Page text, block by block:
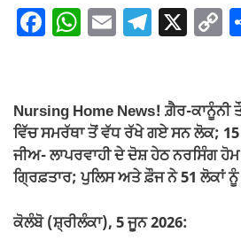
F
e
b
o
o
k
W
s
A
p
p
E T
gr
a
m
X
y
n
k
Nursing Home News! ਗ਼ੈਰ-ਕਾਨੂੰਨੀ
ਵਿੱਚ ਸਮਰੱਥਾ ਤੋਂ ਵੱਧ ਰੱਖੇ ਗਏ ਸਨ ਲੋਕ; 15
ਜੀਅ- ਲਾਪਰਵਾਹੀ ਦੇ ਦੋਸ਼ ਹੇਠ ਨਰਸਿੰਗ
ਗ੍ਰਿਫ਼ਤਾਰ; ਪੁਲਿਸ ਅਤੇ ਫ਼ੌਜ ਨੇ 51 ਲੋਕਾਂ
ਕੋਲੰਬੋ (ਸ਼੍ਰੀਲੰਕਾ), 5 ਜੂਨ 2026: